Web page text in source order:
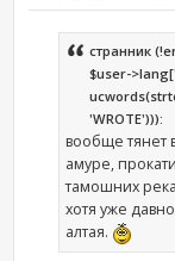
странник
$user-
'WROTE'))):
вообще тянет
амуре,
тамошних
хотя уже
алтая.